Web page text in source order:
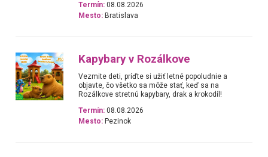
Termín: 08.08.2026
Mesto: Bratislava
Kapybary v Rozálkove
Vezmite deti, príďte si užiť letné popoludnie a
objavte, čo všetko sa môže stať, keď sa na
Rozálkove stretnú kapybary, drak a krokodíl!
Termín: 08.08.2026
Mesto: Pezinok